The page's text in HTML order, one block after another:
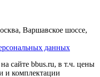
Варшавское шоссе,
данных
сайте bbus.ru, в т.ч. цены
и комплектации